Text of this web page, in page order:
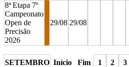
8ª Etapa 7º
Campeonato
Open de
Precisão
2026
29/08 29/08
SETEMBRO Início Fim 1 2 3